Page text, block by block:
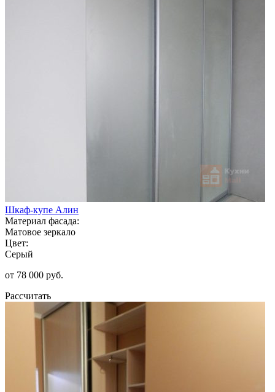
Шкаф-купе Алин
Материал фасада:
Матовое зеркало
Цвет:
Серый
от 78 000 руб.
Рассчитать